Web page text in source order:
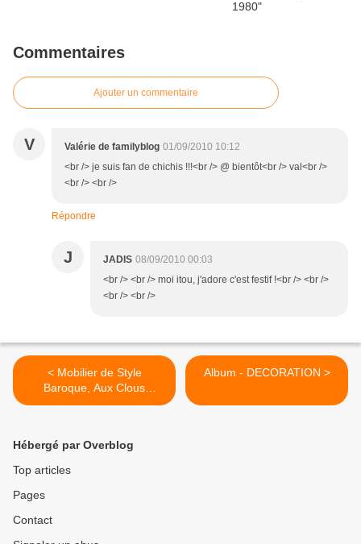
Commentaires
Ajouter un commentaire
V Valérie de familyblog 01/09/2010 10:12
<br /> je suis fan de chichis !!!<br /> @ bientôt<br /> val<br />
<br /> <br />
Répondre
J JADIS 08/09/2010 00:03
<br /> <br /> moi itou, j'adore c'est festif !<br /> <br />
<br /> <br />
< Mobilier de Style
Baroque, Aux Clous
d'Argent (29260)
Album - DECORATION >
Hébergé par Overblog
Top articles
Pages
Contact